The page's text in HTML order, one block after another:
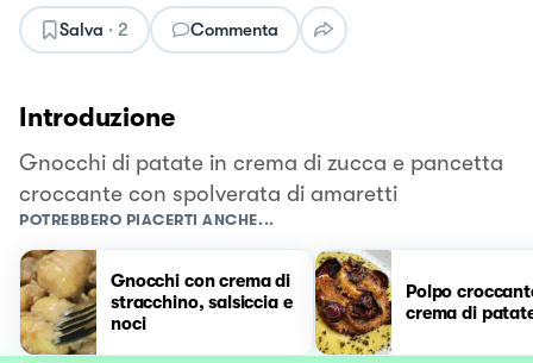
Salva · 2 Commenta
Introduzione
Gnocchi di patate in crema di zucca e pancetta
croccante con spolverata di amaretti
POTREBBERO PIACERTI ANCHE...
Gnocchi con crema di
stracchino, salsiccia e
noci
Polpo
crema di